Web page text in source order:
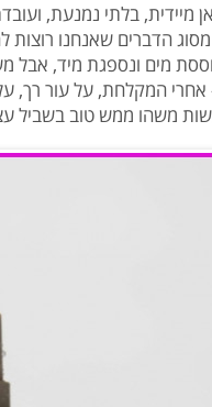
בלתי נמנעת,
מסוג הדברים שאנחנו
מים ונספגת מיד, אבל
המקלחת, על עור רך,
משהו ממש טוב בשביל